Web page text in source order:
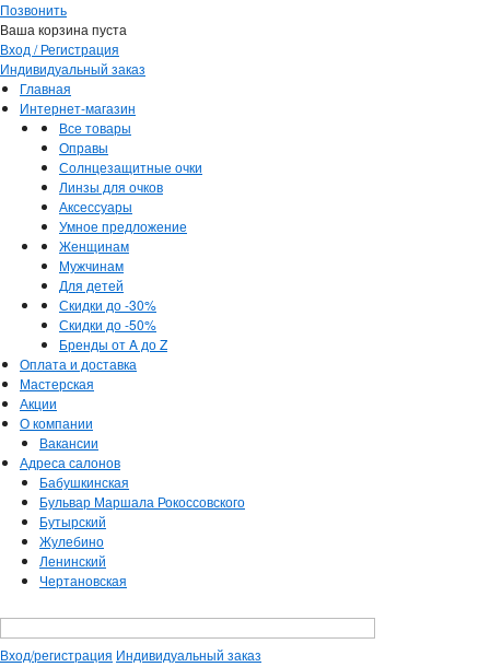
Позвонить
Ваша корзина пуста
Вход / Регистрация
Индивидуальный заказ
Главная
Интернет-магазин
Все товары
Оправы
Солнцезащитные очки
Линзы для очков
Аксессуары
Умное предложение
Женщинам
Мужчинам
Для детей
Скидки до -30%
Скидки до -50%
Бренды от A до Z
Оплата и доставка
Мастерская
Акции
О компании
Вакансии
Адреса салонов
Бабушкинская
Бульвар Маршала Рокоссовского
Бутырский
Жулебино
Ленинский
Чертановская
Вход/регистрация Индивидуальный заказ